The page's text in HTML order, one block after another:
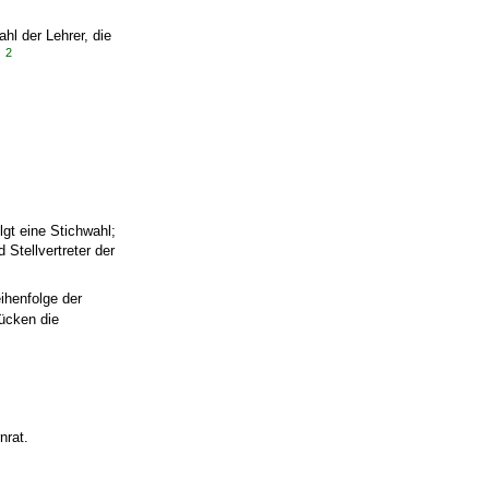
der Lehrer, die
2
eine Stichwahl;
Stellvertreter der
der
die